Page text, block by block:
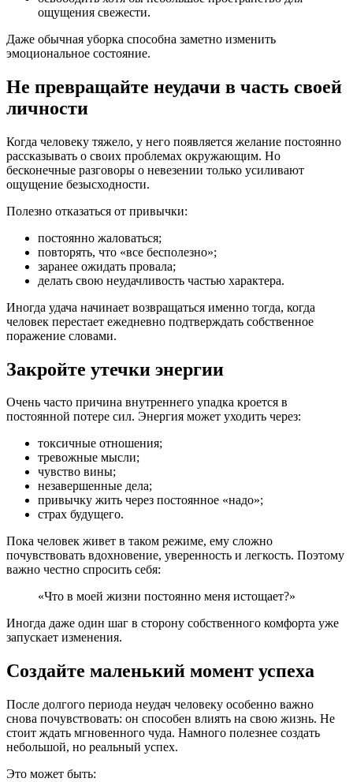
ощущения свежести.
Даже обычная уборка способна заметно изменить
эмоциональное состояние.
Не превращайте неудачи в часть своей
личности
Когда человеку тяжело, у него появляется желание постоянно
рассказывать о своих проблемах окружающим. Но
бесконечные разговоры о невезении только усиливают
ощущение безысходности.
Полезно отказаться от привычки:
постоянно жаловаться;
повторять, что «все бесполезно»;
заранее ожидать провала;
делать свою неудачливость частью характера.
Иногда удача начинает возвращаться именно тогда, когда
человек перестает ежедневно подтверждать собственное
поражение словами.
Закройте утечки энергии
Очень часто причина внутреннего упадка кроется в
постоянной потере сил. Энергия может уходить через:
токсичные отношения;
тревожные мысли;
чувство вины;
незавершенные дела;
привычку жить через постоянное «надо»;
страх будущего.
Пока человек живет в таком режиме, ему сложно
почувствовать вдохновение, уверенность и легкость. Поэтому
важно честно спросить себя:
«Что в моей жизни постоянно меня истощает?»
Иногда даже один шаг в сторону собственного комфорта уже
запускает изменения.
Создайте маленький момент успеха
После долгого периода неудач человеку особенно важно
снова почувствовать: он способен влиять на свою жизнь. Не
стоит ждать мгновенного чуда. Намного полезнее создать
небольшой, но реальный успех.
Это может быть: